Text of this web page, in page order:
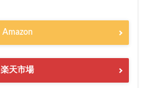
Amazon
楽天市場